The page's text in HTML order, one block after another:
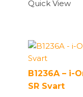
EH
WPA
PS
CI
FO
Quick View
B1236A – i-
SR Svart